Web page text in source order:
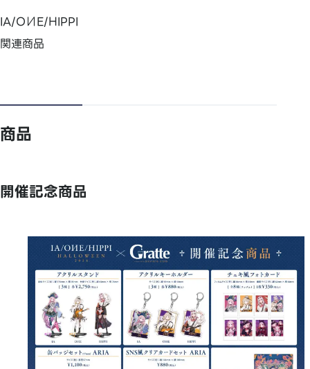
IA/OИE/HIPPI
関連商品
商品
開催記念商品